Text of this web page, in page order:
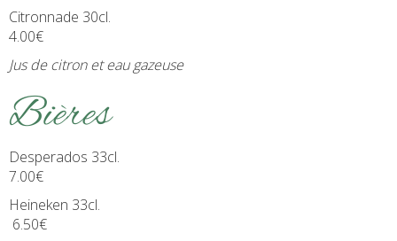
Citronnade 30cl.
4.00€
Jus de citron et eau gazeuse
Bières
Desperados 33cl.
7.00€
Heineken 33cl.
6.50€